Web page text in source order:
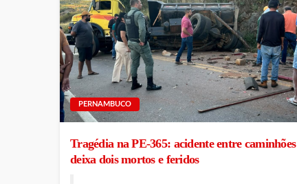
PERNAMBUCO
Tragédia na PE-365: acidente entre caminhões
deixa dois mortos e feridos